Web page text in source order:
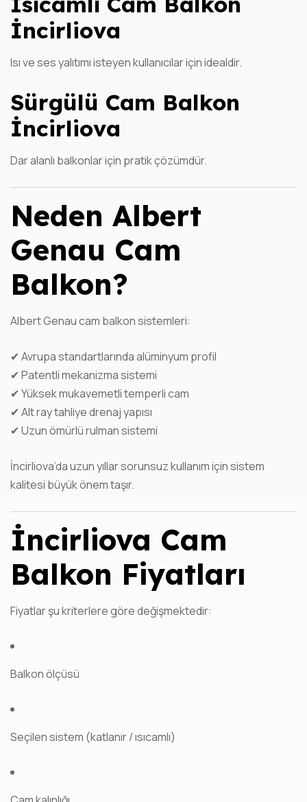
İncirliova
Isı ve ses yalıtımı isteyen kullanıcılar için idealdir.
Sürgülü Cam Balkon
İncirliova
Dar alanlı balkonlar için pratik çözümdür.
Neden Albert
Genau Cam
Balkon?
Albert Genau cam balkon sistemleri:
✔ Avrupa standartlarında alüminyum profil
✔ Patentli mekanizma sistemi
✔ Yüksek mukavemetli temperli cam
✔ Alt ray tahliye drenaj yapısı
✔ Uzun ömürlü rulman sistemi
İncirliova’da uzun yıllar sorunsuz kullanım için sistem
kalitesi büyük önem taşır.
İncirliova Cam
Balkon Fiyatları
Fiyatlar şu kriterlere göre değişmektedir:
Balkon ölçüsü
Seçilen sistem (katlanır / ısıcamlı)